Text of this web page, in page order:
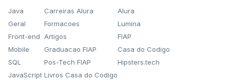
Java
Geral
Front-end
Mobile
SQL
JavaScript
Carreiras Alura
Formacoes
Artigos
Graduacao FIAP
Pos-Tech FIAP
Livros Casa do Codigo
Alura
Lumina
FIAP
Casa do Codigo
Hipsters.tech